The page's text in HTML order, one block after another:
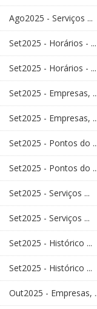
Ago2025 - Serviços ...
Set2025 - Horários - ...
Set2025 - Horários - ...
Set2025 - Empresas, ...
Set2025 - Empresas, ...
Set2025 - Pontos do ...
Set2025 - Pontos do ...
Set2025 - Serviços ...
Set2025 - Serviços ...
Set2025 - Histórico ...
Set2025 - Histórico ...
Out2025 - Empresas,